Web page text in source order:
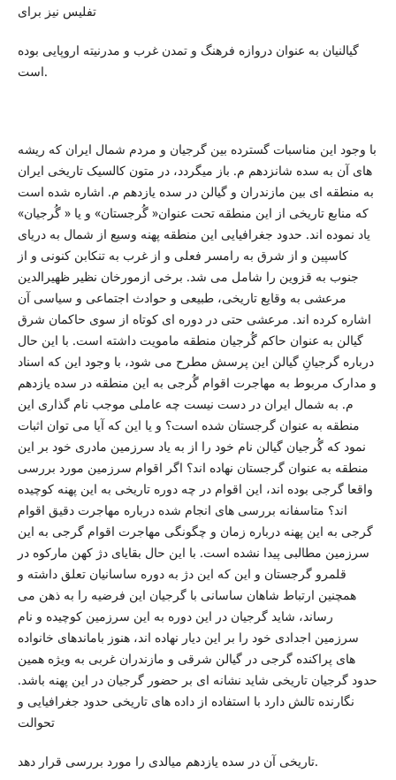
تفلیس نیز برای
گیالنیان به عنوان دروازه فرهنگ و تمدن غرب و مدرنیته اروپایی بوده
است.
با وجود این مناسبات گسترده بین گرجیان و مردم شمال ایران که ریشه
های آن به سده شانزدهم م. باز میگردد، در متون کالسیک تاریخی ایران
به منطقه ای بین مازندران و گیالن در سده یازدهم م. اشاره شده است
که منابع تاریخی از این منطقه تحت عنوان« گُرجستان» و یا « گُرجیان»
یاد نموده اند. حدود جغرافیایی این منطقه پهنه وسیع از شمال به دریای
کاسپین و از شرق به رامسر فعلی و از غرب به تنکابن کنونی و از
جنوب به قزوین را شامل می شد. برخی ازمورخان نظیر ظهیرالدین
مرعشی به وقایع تاریخی، طبیعی و حوادث اجتماعی و سیاسی آن
اشاره کرده اند. مرعشی حتی در دوره ای کوتاه از سوی حاکمان شرق
گیالن به عنوان حاکم گُرجیان منطقه مامویت داشته است. با این حال
درباره گرجیانِ گیالن این پرسش مطرح می شود، با وجود این که اسناد
و مدارک مربوط به مهاجرت اقوام گُرجی به این منطقه در سده یازدهم
م. به شمال ایران در دست نیست چه عاملی موجب نام گذاری این
منطقه به عنوان گرجستان شده است؟ و یا این که آیا می توان اثبات
نمود که گُرجیان گیالن نام خود را از به یاد سرزمین مادری خود بر این
منطقه به عنوان گرجستان نهاده اند؟ اگر اقوام سرزمین مورد بررسی
واقعا گرجی بوده اند، این اقوام در چه دوره تاریخی به این پهنه کوچیده
اند؟ متاسفانه بررسی های انجام شده درباره مهاجرت دقیق اقوام
گرجی به این پهنه درباره زمان و چگونگی مهاجرت اقوام گرجی به این
سرزمین مطالبی پیدا نشده است. با این حال بقایای دژ کهن مارکوه در
قلمرو گرجستان و این که این دژ به دوره ساسانیان تعلق داشته و
همچنین ارتباط شاهان ساسانی با گرجیان این فرضیه را به ذهن می
رساند، شاید گرجیان در این دوره به این سرزمین کوچیده و نام
سرزمین اجدادی خود را بر این دیار نهاده اند، هنوز باماندهای خانواده
های پراکنده گرجی در گیالن شرقی و مازندران غربی به ویژه همین
حدود گرجیان تاریخی شاید نشانه ای بر حضور گرجیان در این پهنه باشد.
نگارنده تالش دارد با استفاده از داده های تاریخی حدود جغرافیایی و
تحوالت
تاریخی آن در سده یازدهم میالدی را مورد بررسی قرار دهد.